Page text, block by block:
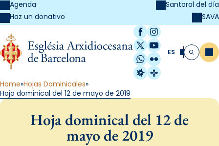
Agenda
Haz un donativo
Santoral del día
SAVA
Facebook
Instagram
X / Twitter
YouTube
WhatsApp
Flickr
Radio Estel
Catalunya
ES Buscar
Home Hojas Dominicales
Hoja dominical del 12 de mayo de 2019
Hoja dominical del 12 de
mayo de 2019